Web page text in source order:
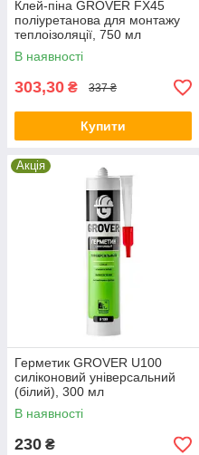
Клей-піна GROVER FX45
поліуретанова для монтажу
теплоізоляції, 750 мл
В наявності
303,30 ₴ 337 ₴
Купити
Акція
Герметик GROVER U100
силіконовий універсальний
(білий), 300 мл
В наявності
230 ₴